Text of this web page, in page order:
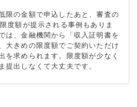
限の金額で申込したあと、審査の
度額が提示される事例もありま
は、金融機関から「収入証明書を
大きめの限度額でご契約いただけ
を求められます。限度額が少なく
提出しなくて大丈夫です。